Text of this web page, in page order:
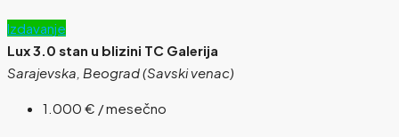
Izdavanje
Lux 3.0 stan u blizini TC Galerija
Sarajevska, Beograd (Savski venac)
1.000 € / mesečno